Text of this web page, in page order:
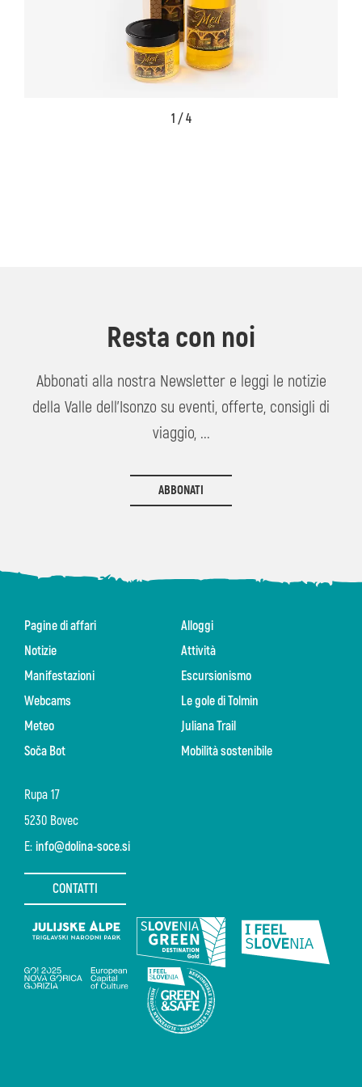
1 / 4
Resta con noi
Abbonati alla nostra Newsletter e leggi le notizie
della Valle dell'Isonzo su eventi, offerte, consigli di
viaggio, ...
ABBONATI
Rupa 17
5230 Bovec
E: info@dolina-soce.si
CONTATTI
Pagine di affari
Notizie
Manifestazioni
Webcams
Meteo
Soča Bot
Alloggi
Attività
Escursionismo
Le gole di Tolmin
Juliana Trail
Mobilità sostenibile